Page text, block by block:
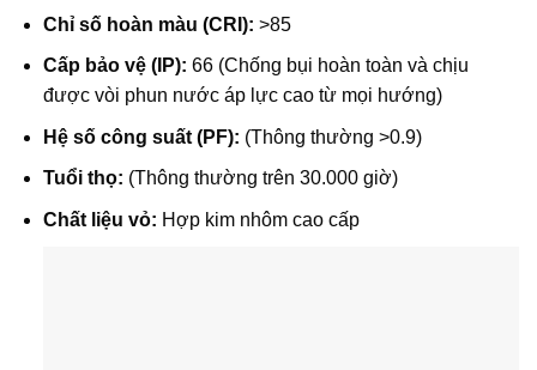
Chỉ số hoàn màu (CRI): >85
Cấp bảo vệ (IP): 66 (Chống bụi hoàn toàn và chịu
được vòi phun nước áp lực cao từ mọi hướng)
Hệ số công suất (PF): (Thông thường >0.9)
Tuổi thọ: (Thông thường trên 30.000 giờ)
Chất liệu vỏ: Hợp kim nhôm cao cấp